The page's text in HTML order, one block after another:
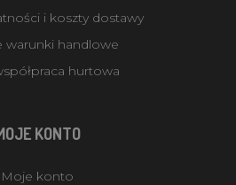
i koszty dostawy
warunki handlowe
hurtowa
KONTO
Moje konto